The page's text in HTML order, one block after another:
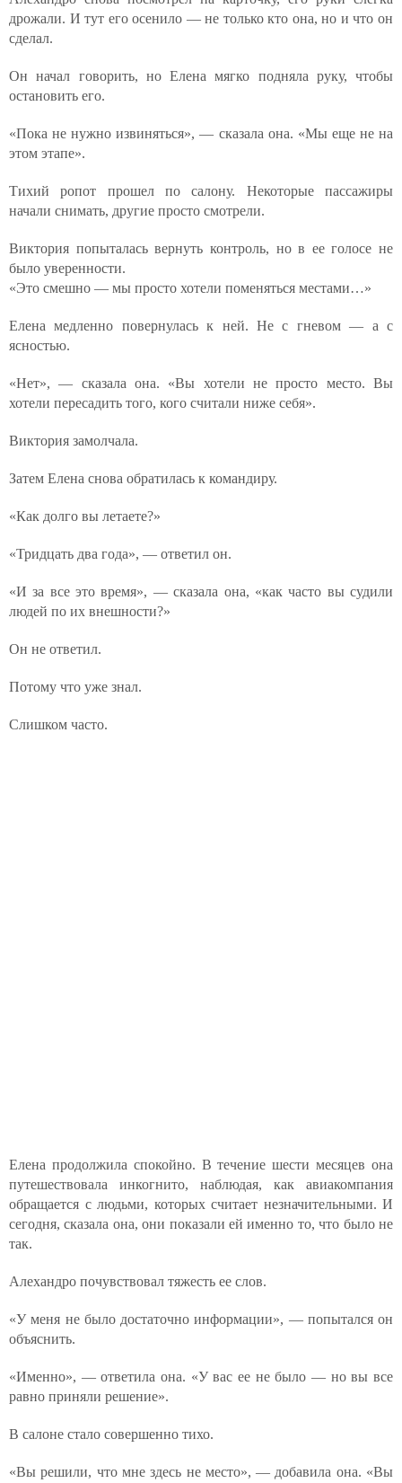
дрожали. И тут его осенило — не только кто она, но и что он
сделал.
Он начал говорить, но Елена мягко подняла руку, чтобы
остановить его.
«Пока не нужно извиняться», — сказала она. «Мы еще не на
этом этапе».
Тихий ропот прошел по салону. Некоторые пассажиры
начали снимать, другие просто смотрели.
Виктория попыталась вернуть контроль, но в ее голосе не
было уверенности.
«Это смешно — мы просто хотели поменяться местами…»
Елена медленно повернулась к ней. Не с гневом — а с
ясностью.
«Нет», — сказала она. «Вы хотели не просто место. Вы
хотели пересадить того, кого считали ниже себя».
Виктория замолчала.
Затем Елена снова обратилась к командиру.
«Как долго вы летаете?»
«Тридцать два года», — ответил он.
«И за все это время», — сказала она, «как часто вы судили
людей по их внешности?»
Он не ответил.
Потому что уже знал.
Слишком часто.
Елена продолжила спокойно. В течение шести месяцев она
путешествовала инкогнито, наблюдая, как авиакомпания
обращается с людьми, которых считает незначительными. И
сегодня, сказала она, они показали ей именно то, что было не
так.
Алехандро почувствовал тяжесть ее слов.
«У меня не было достаточно информации», — попытался он
объяснить.
«Именно», — ответила она. «У вас ее не было — но вы все
равно приняли решение».
В салоне стало совершенно тихо.
«Вы решили, что мне здесь не место», — добавила она. «Вы